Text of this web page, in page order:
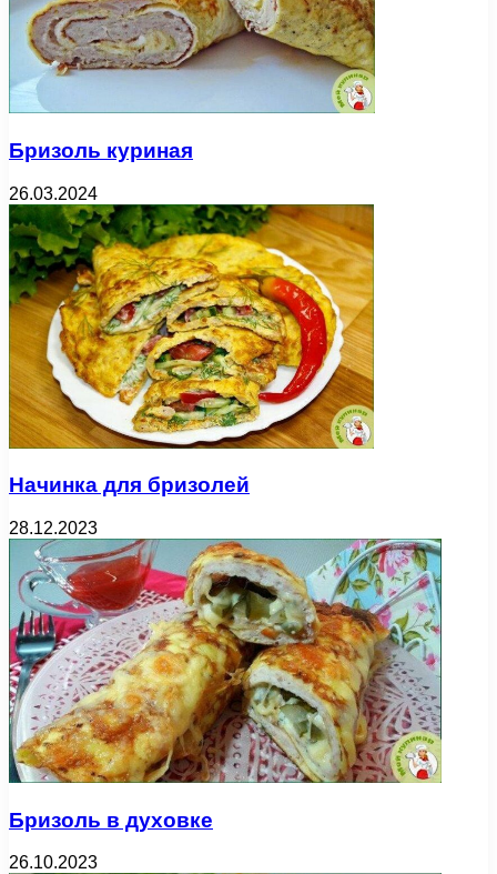
Бризоль куриная
26.03.2024
Начинка для бризолей
28.12.2023
Бризоль в духовке
26.10.2023